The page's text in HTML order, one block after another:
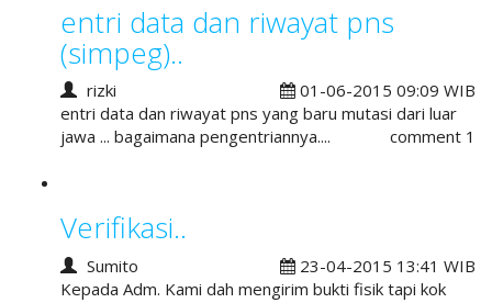
entri data dan riwayat pns
(simpeg)..
rizki
01-06-2015 09:09 WIB
entri data dan riwayat pns yang baru mutasi dari luar
jawa ... bagaimana pengentriannya....
comment 1
Verifikasi..
Sumito
23-04-2015 13:41 WIB
Kepada Adm. Kami dah mengirim bukti fisik tapi kok